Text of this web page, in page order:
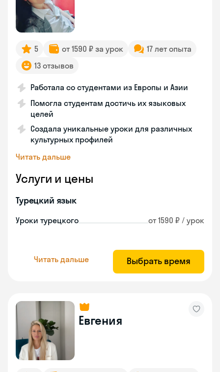
5 от 1590 ₽ за урок
17 лет опыта
13 отзывов
Работала со студентами из Европы и Азии
Помогла студентам достичь их языковых
целей
Создала уникальные уроки для различных
культурных профилей
Читать дальше
Услуги и цены
Турецкий язык
Уроки турецкого от 1590 ₽ / урок
Читать дальше Выбрать время
Евгения